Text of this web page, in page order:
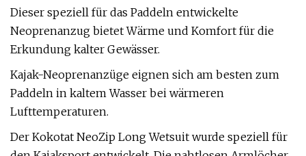
Dieser speziell für das Paddeln entwickelte
Neoprenanzug bietet Wärme und Komfort für die
Erkundung kalter Gewässer.
Kajak-Neoprenanzüge eignen sich am besten zum
Paddeln in kaltem Wasser bei wärmeren
Lufttemperaturen.
Der Kokotat NeoZip Long Wetsuit wurde speziell für